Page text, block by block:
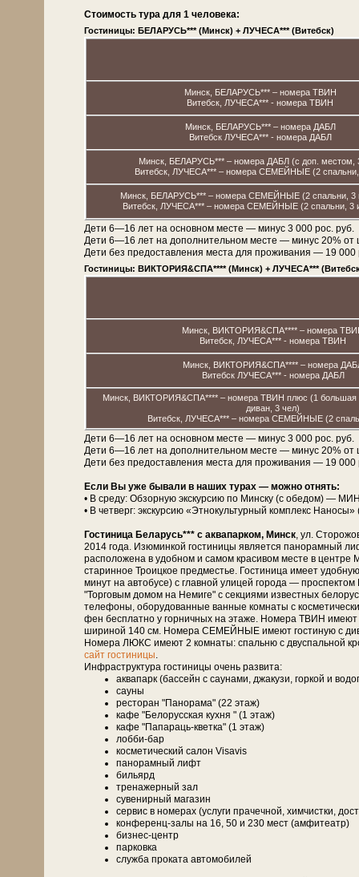
Стоимость тура для 1 человека:
Гостиницы: БЕЛАРУСЬ*** (Минск) + ЛУЧЕСА*** (Витебск)
Минск, БЕЛАРУСЬ*** – номера ТВИН
Витебск, ЛУЧЕСА*** - номера ТВИН
Минск, БЕЛАРУСЬ*** – номера ДАБЛ
Витебск ЛУЧЕСА*** - номера ДАБЛ
Минск, БЕЛАРУСЬ*** – номера ДАБЛ (с доп. местом,
Витебск, ЛУЧЕСА*** – номера СЕМЕЙНЫЕ (2 спальни,
Минск, БЕЛАРУСЬ*** – номера СЕМЕЙНЫЕ (2 спальни, 3
Витебск, ЛУЧЕСА*** – номера СЕМЕЙНЫЕ (2 спальни, 3
Дети 6—16 лет на основном месте — минус 3 000 рос. руб.
Дети 6—16 лет на дополнительном месте — минус 20% от
Дети без предоставления места для проживания — 19 000
Гостиницы: ВИКТОРИЯ&СПА**** (Минск) + ЛУЧЕСА***
Минск, ВИКТОРИЯ&СПА**** – номера
Витебск, ЛУЧЕСА*** - номера ТВИН
Минск, ВИКТОРИЯ&СПА**** – номера
Витебск ЛУЧЕСА*** - номера ДАБЛ
Минск, ВИКТОРИЯ&СПА**** – номера ТВИН плюс (1 большая
диван, 3 чел)
Витебск, ЛУЧЕСА*** – номера СЕМЕЙНЫЕ (2
Дети 6—16 лет на основном месте — минус 3 000 рос. руб.
Дети 6—16 лет на дополнительном месте — минус 20% от
Дети без предоставления места для проживания — 19 000
Если Вы уже бывали в наших турах — можно отнять:
• В среду: Обзорную экскурсию по Минску (с обедом) —
• В четверг: экскурсию «Этнокультурный комплекс
Гостиница Беларусь*** с аквапарком, Минск, ул.
2014 года. Изюминкой гости­ни­цы является панорамный
расположена в удобном и самом красивом месте в центре
старинное Троицкое предместье. Гостиница имеет
минут на автобусе) с главной улицей города —
"Торговым домом на Немиге" с секциями известных
телефоны, оборудованные ванные комнаты с
фен бесплатно у горничных на этаже. Номера ТВИН
шириной 140 см. Номера СЕМЕЙНЫЕ имеют гостиную с
Номера ЛЮКС имеют 2 комнаты: спальню с двуспальной
сайт гостиницы.
Инфраструктура гостиницы очень развита:
аквапарк (бассейн с саунами, джакузи, горкой и
сауны
ресторан "Панорама" (22 этаж)
кафе "Белорусская кухня " (1 этаж)
кафе "Папараць-кветка" (1 этаж)
лобби-бар
косметический салон Visavis
панорамный лифт
бильярд
тренажерный зал
сувенирный магазин
сервис в номерах (услуги прачечной, химчистки,
конференц-залы на 16, 50 и 230 мест (амфитеатр)
бизнес-центр
парковка
служба проката автомобилей